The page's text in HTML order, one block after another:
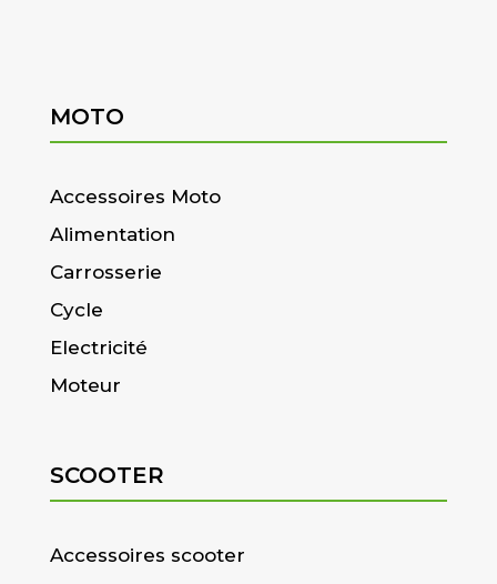
MOTO
Accessoires Moto
Alimentation
Carrosserie
Cycle
Electricité
Moteur
SCOOTER
Accessoires scooter